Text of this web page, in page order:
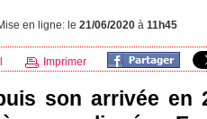
en ligne: le 21/06/2020 à 11h45
Imprimer
son arrivée en